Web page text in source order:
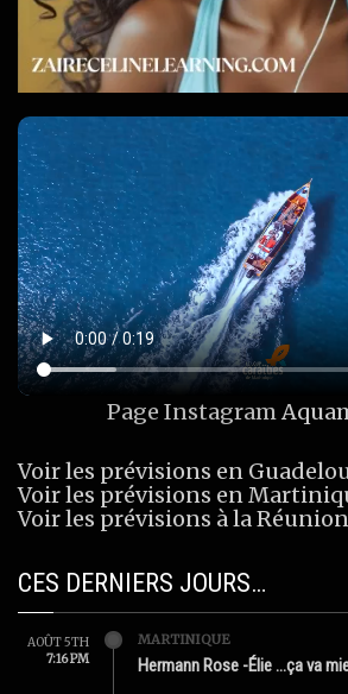
Page Instagram
Voir les prévisions en
Voir les prévisions en
Voir les prévisions à la Réunion
CES DERNIERS JOURS…
AOÛT 5TH
7:16 PM
MARTINIQUE
Hermann Rose -Élie …ça va